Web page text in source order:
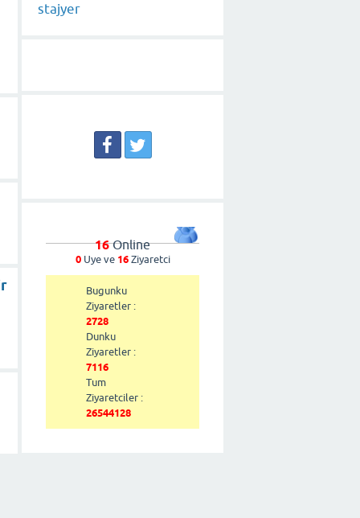
stajyer
16Online
0Uye ve 16Ziyaretci
Bugunku
Ziyaretler :
2728
Dunku
Ziyaretler :
7116
Tum
Ziyaretciler :
26544128